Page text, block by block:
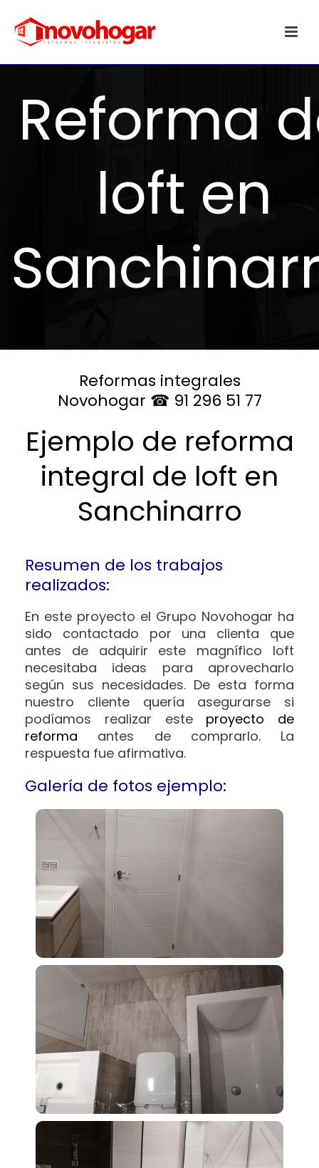
Reforma
loft en
Reformas integrales
Novohogar ☎ 91 296 51 77
Ejemplo de reforma
integral de loft en
Sanchinarro
Resumen de los trabajos
realizados:
En este proyecto el Grupo Novohogar ha
sido contactado por una clienta que
antes de adquirir este magnífico loft
necesitaba ideas para aprovecharlo
según sus necesidades. De esta forma
nuestro cliente quería asegurarse si
podíamos realizar este proyecto de
reforma antes de comprarlo. La
respuesta fue afirmativa.
Galería de fotos ejemplo: